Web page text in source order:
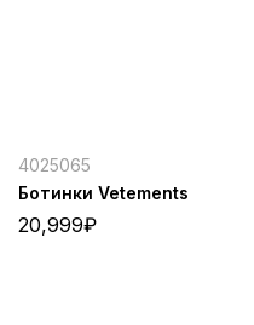
4025065
Ботинки Vetements
20,999₽